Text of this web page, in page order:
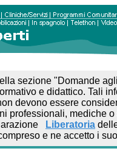
sezione "Domande
e didattico. Tali
devono essere
professionali, mediche o
Liberatoria
e ne accetto i